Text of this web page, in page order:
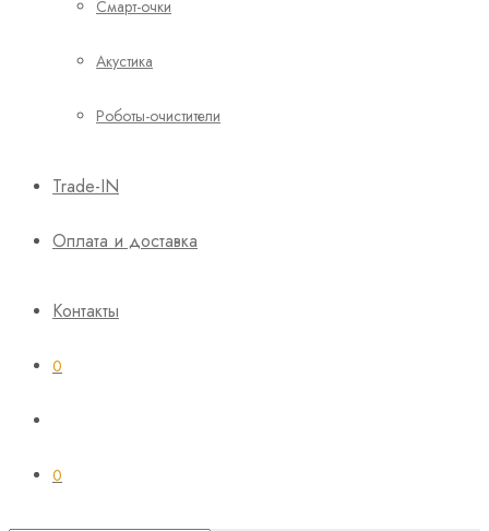
Смарт-очки
Акустика
Роботы-очистители
Trade-IN
Оплата и доставка
Контакты
0
0